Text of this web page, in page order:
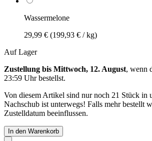
Wassermelone
29,99 € (199,93 € / kg)
Auf Lager
Zustellung bis Mittwoch, 12. August, wenn
23:59 Uhrbestellst.
Von diesem Artikel sind nur noch 21 Stück in
Nachschub ist unterwegs! Falls mehr bestellt
Zustelldatum beeinflussen.
In den Warenkorb